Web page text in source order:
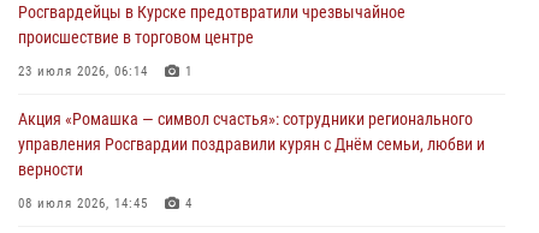
28 июля 2026, 13:17
Росгвардейцы в Курске предотвратили чрезвычайное
происшествие в торговом центре
23 июля 2026, 06:14 1
Акция «Ромашка — символ счастья»: сотрудники регионального
управления Росгвардии поздравили курян с Днём семьи, любви и
верности
08 июля 2026, 14:45 4